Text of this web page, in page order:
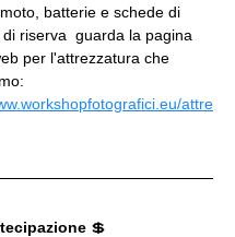
batterie e schede di
riserva  guarda la pagina
per l'attrezzatura che
attre
💲